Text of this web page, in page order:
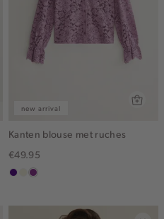
new arrival
Kanten blouse met ruches
€49.95
indigo
ecrumiddenpaars